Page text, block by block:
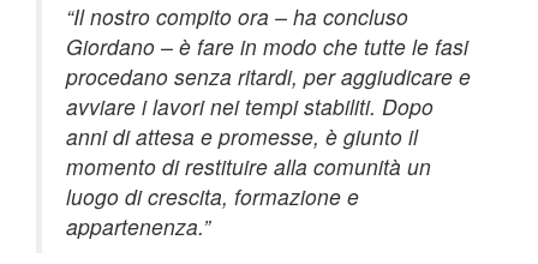
“Il nostro compito ora – ha concluso
Giordano – è fare in modo che tutte le fasi
procedano senza ritardi, per aggiudicare e
avviare i lavori nei tempi stabiliti. Dopo
anni di attesa e promesse, è giunto il
momento di restituire alla comunità un
luogo di crescita, formazione e
appartenenza.”